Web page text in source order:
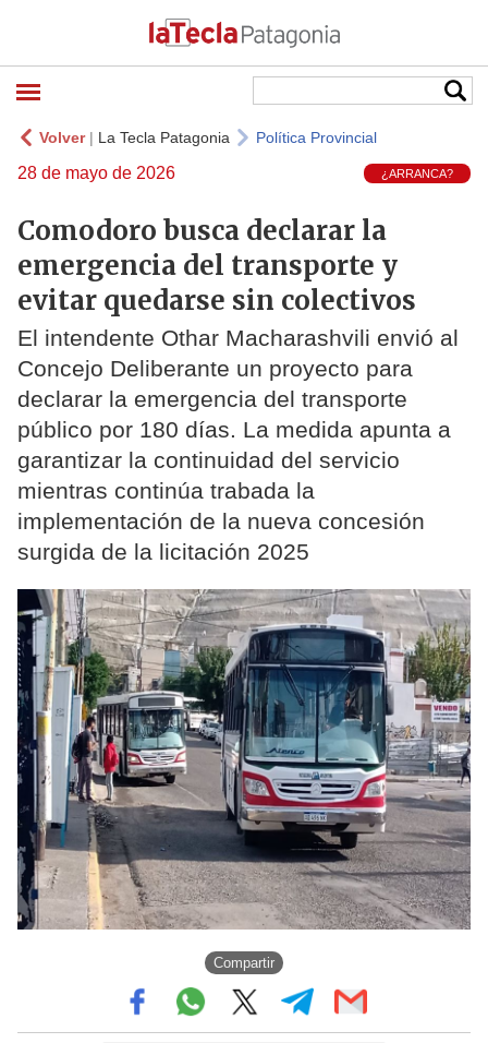
Volver| La Tecla Patagonia Política Provincial
28 de mayo de 2026 ¿ARRANCA?
Comodoro busca declarar la
emergencia del transporte y
evitar quedarse sin colectivos
El intendente Othar Macharashvili envió al
Concejo Deliberante un proyecto para
declarar la emergencia del transporte
público por 180 días. La medida apunta a
garantizar la continuidad del servicio
mientras continúa trabada la
implementación de la nueva concesión
surgida de la licitación 2025
Compartir